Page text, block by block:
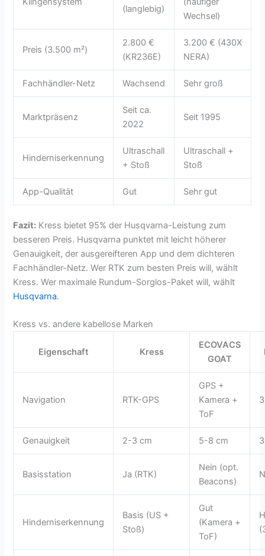
(langlebig)
Wechsel)
Preis (3.500 m²)
2.800 €
(KR236E)
3.200 € (430X
NERA)
Fachhändler-Netz Wachsend Sehr groß
Marktpräsenz
Seit ca.
2022
Seit 1995
Hinderniserkennung
Ultraschall
+ Stoß
Ultraschall +
Stoß
App-Qualität Gut Sehr gut
Fazit: Kress bietet 95% der Husqvarna-Leistung zum
besseren Preis. Husqvarna punktet mit leicht höherer
Genauigkeit, der ausgereifteren App und dem dichteren
Fachhändler-Netz. Wer RTK zum besten Preis will, wählt
Kress. Wer maximale Rundum-Sorglos-Paket will, wählt
Husqvarna.
Kress vs. andere kabellose Marken
Eigenschaft Kress
ECOVACS
GOAT
Navigation RTK-GPS
GPS +
Kamera +
ToF
Genauigkeit 2-3 cm 5-8 cm
Basisstation Ja (RTK)
Nein (opt.
Beacons)
Hinderniserkennung
Basis (US +
Stoß)
Gut
(Kamera +
ToF)